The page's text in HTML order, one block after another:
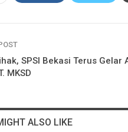
SPSI Bekasi Terus Gelar
MKSD
ALSO LIKE